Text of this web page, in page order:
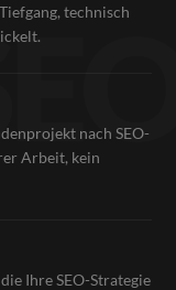
technisch
nach SEO-
Arbeit, kein
Ihre SEO-Strategie